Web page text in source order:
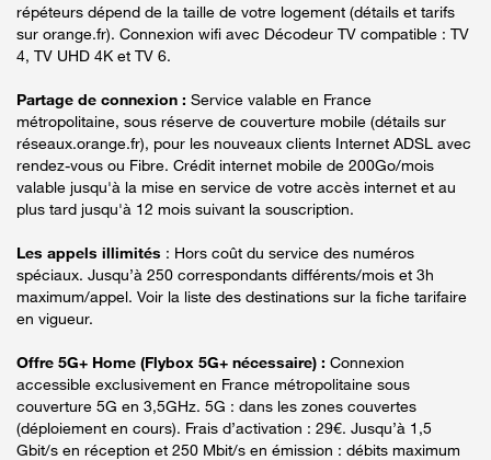
répéteurs dépend de la taille de votre logement (détails et tarifs
sur orange.fr). Connexion wifi avec Décodeur TV compatible : TV
4, TV UHD 4K et TV 6.
Partage de connexion : Service valable en France
métropolitaine, sous réserve de couverture mobile (détails sur
réseaux.orange.fr), pour les nouveaux clients Internet ADSL avec
rendez-vous ou Fibre. Crédit internet mobile de 200Go/mois
valable jusqu'à la mise en service de votre accès internet et au
plus tard jusqu'à 12 mois suivant la souscription.
Les appels illimités : Hors coût du service des numéros
spéciaux. Jusqu’à 250 correspondants différents/mois et 3h
maximum/appel. Voir la liste des destinations sur la fiche tarifaire
en vigueur.
Offre 5G+ Home (Flybox 5G+ nécessaire) : Connexion
accessible exclusivement en France métropolitaine sous
couverture 5G en 3,5GHz. 5G : dans les zones couvertes
(déploiement en cours). Frais d’activation : 29€. Jusqu’à 1,5
Gbit/s en réception et 250 Mbit/s en émission : débits maximum